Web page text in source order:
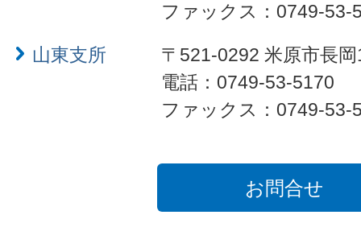
ファックス：0749-53-
山東支所
〒521-0292 米原市長
電話：0749-53-5170
ファックス：0749-53-
お問合せ